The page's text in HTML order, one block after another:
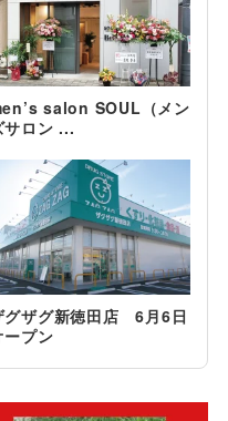
salon SOUL（メン
サロン ...
グザグ新徳田店 6月6日
ープン